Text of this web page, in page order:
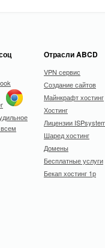
Отрасли ABCD
VPN сервис
Создание сайтов
Майнкрафт хостинг
Хостинг
Лицензии
Шаред хостинг
Домены
Бесплатные услуги
Бекап хостинг 1р